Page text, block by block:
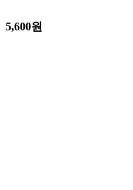
5,600원